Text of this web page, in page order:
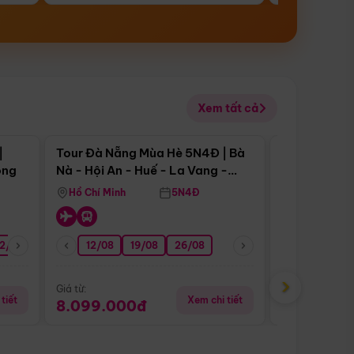
Xem tất cả
08 26/08 05/09 09/09 12/09
tiết
Điểm nổi bật
Tour Đà Nẵng Mùa Hè 5N4Đ | Bà
Nà - Hội An - Huế - La Vang -
Động Thiên Đường
Hồ Chí Minh 5N4Đ
12/08 19/08 26/08
Giá từ:
8.099.000đ Xem chi tiết
Giá từ:
›